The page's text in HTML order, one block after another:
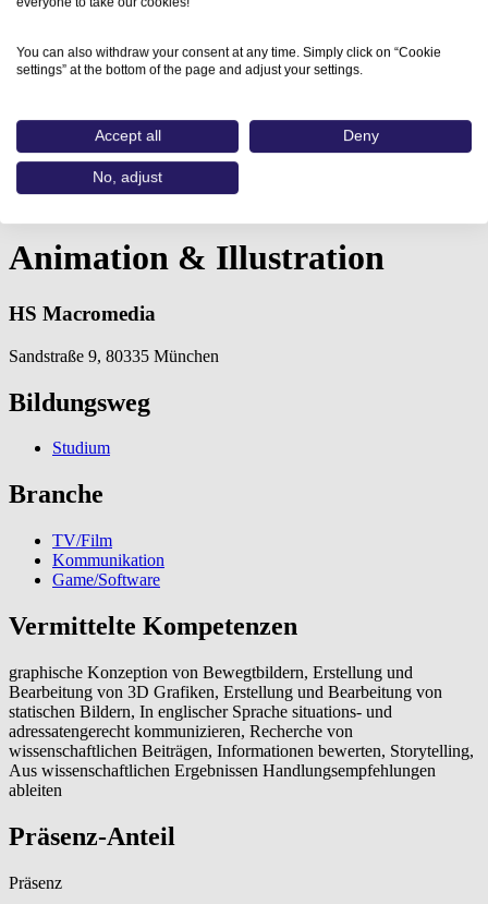
Home
Aus- und Weiterbildungen
Animation & Illustration
HS Macromedia
Sandstraße 9, 80335 München
Bildungsweg
Studium
Branche
TV/Film
Kommunikation
Game/Software
Vermittelte Kompetenzen
graphische Konzeption von Bewegtbildern, Erstellung und
Bearbeitung von 3D Grafiken, Erstellung und Bearbeitung von
statischen Bildern, In englischer Sprache situations- und
adressatengerecht kommunizieren, Recherche von
wissenschaftlichen Beiträgen, Informationen bewerten, Storytelling,
Aus wissenschaftlichen Ergebnissen Handlungsempfehlungen
ableiten
Präsenz-Anteil
Präsenz
You can also withdraw your consent at any time. Simply click on “Cookie
settings” at the bottom of the page and adjust your settings.
Accept all Deny
No, adjust